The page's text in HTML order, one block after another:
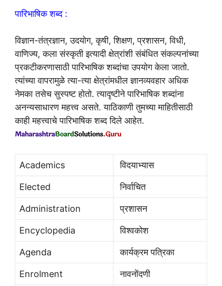
पारिभाषिक शब्द :
विज्ञान-तंत्रज्ञान, उदयोग, कृषी, शिक्षण, प्रशासन, विधी,
वाणिज्य, कला संस्कृती इत्यादी क्षेत्रांशी संबंधित संकल्पनांच्या
प्रकटीकरणासाठी पारिभाषिक शब्दांचा उपयोग केला जातो.
त्यांच्या वापरामुळे त्या-त्या क्षेत्रांमधील ज्ञानव्यवहार अधिक
नेमका तसेच सुस्पष्ट होतो. त्यादृष्टीने पारिभाषिक शब्दांना
अनन्यसाधारण महत्त्व असते. याठिकाणी तुमच्या माहितीसाठी
काही महत्त्वाचे पारिभाषिक शब्द दिले आहेत.
Academics विदयाभ्यास
Elected निर्वाचित
Administration प्रशासन
Encyclopedia विश्वकोश
Agenda कार्यक्रम पत्रिका
Enrolment नावनोंदणी